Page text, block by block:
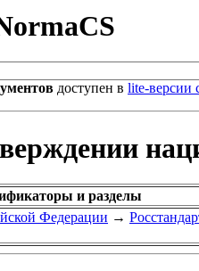
доступен в lite-версии
и разделы
Федерации →